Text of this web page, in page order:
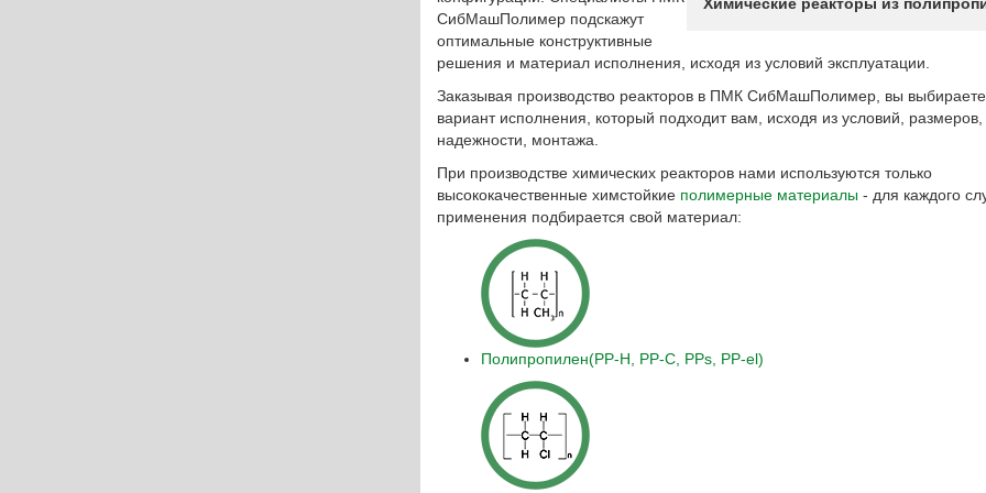
СибМашПолимер подскажут
оптимальные конструктивные
решения и материал исполнения, исходя из условий эксплуатации.
Заказывая производство реакторов в ПМК СибМашПолимер, вы выбираете
вариант исполнения, который подходит вам, исходя из условий, размеров,
надежности, монтажа.
При производстве химических реакторов нами используются только
высококачественные химстойкие полимерные материалы - для каждого
применения подбирается свой материал:
Полипропилен(PP-H, PP-С, PPs, PP-el)